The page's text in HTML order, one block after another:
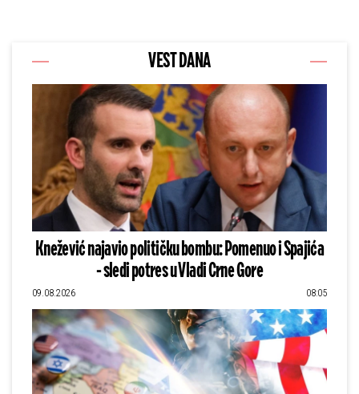
VEST DANA
Knežević najavio političku bombu: Pomenuo i Spajića
- sledi potres u Vladi Crne Gore
09.08.2026 08:05